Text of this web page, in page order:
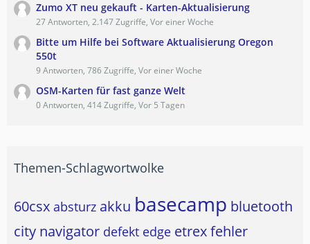
Zumo XT neu gekauft - Karten-Aktualisierung
27 Antworten, 2.147 Zugriffe, Vor einer Woche
Bitte um Hilfe bei Software Aktualisierung Oregon
550t
9 Antworten, 786 Zugriffe, Vor einer Woche
OSM-Karten für fast ganze Welt
0 Antworten, 414 Zugriffe, Vor 5 Tagen
Themen-Schlagwortwolke
60csx absturz akku basecamp bluetooth
city navigator defekt edge etrexfehler